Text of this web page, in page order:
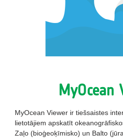
MyOcean
MyOcean Viewer ir tiešsaistes
lietotājiem apskatīt
Zaļo (bioģeoķīmisko) un Balto